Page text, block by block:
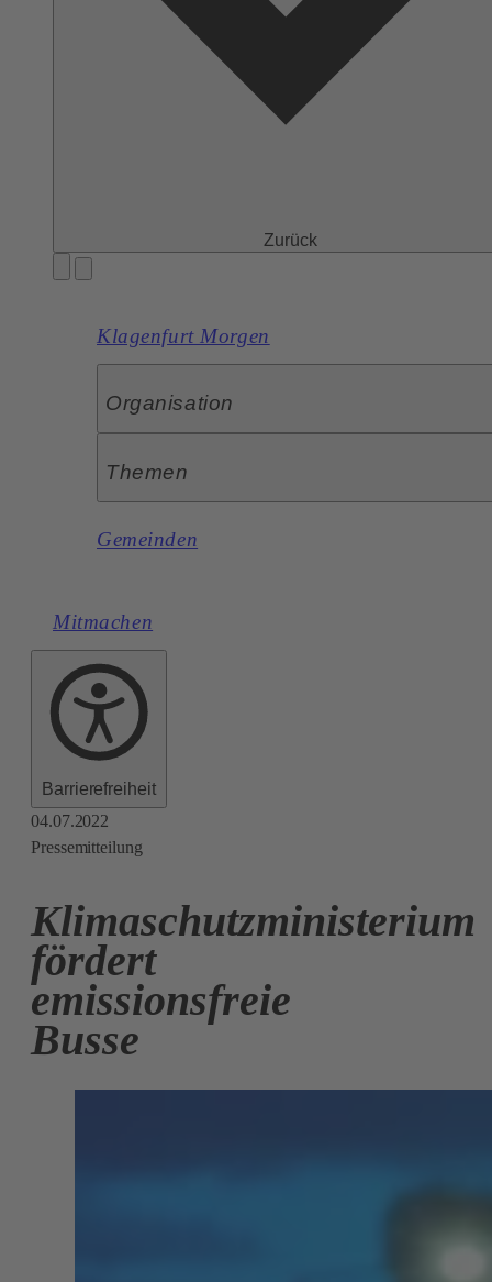
Zurück
Klagenfurt Morgen
Organisation
Themen
Gemeinden
Mitmachen
Barrierefreiheit
04.07.2022
Pressemitteilung
Klimaschutzministerium
fördert
emissionsfreie
Busse